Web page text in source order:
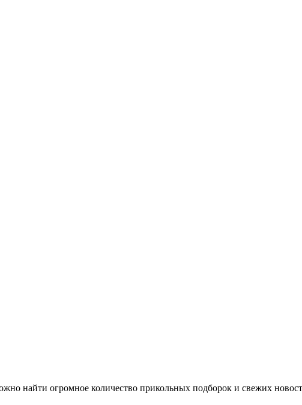
найти огромное количество прикольных подборок и свежих